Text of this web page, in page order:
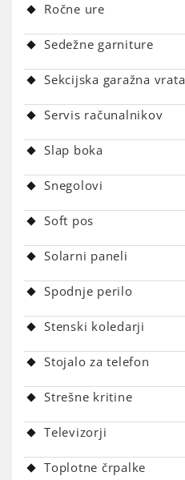
Ročne ure
Sedežne garniture
Sekcijska garažna vrata
Servis računalnikov
Slap boka
Snegolovi
Soft pos
Solarni paneli
Spodnje perilo
Stenski koledarji
Stojalo za telefon
Strešne kritine
Televizorji
Toplotne črpalke